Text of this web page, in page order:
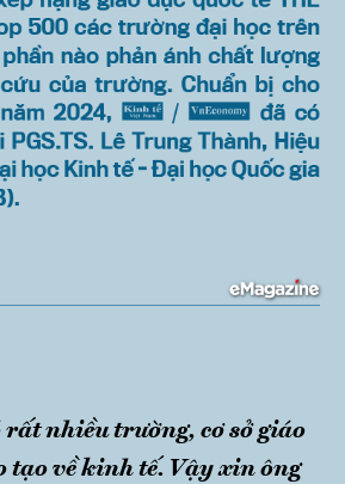
rất nhiều trường, cơ sở giáo
tạo về kinh tế. Vậy xin ông